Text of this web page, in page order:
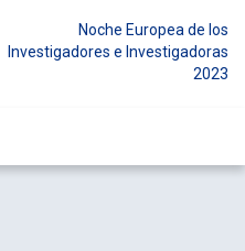
Noche Europea de los
Investigadores e Investigadoras
2023